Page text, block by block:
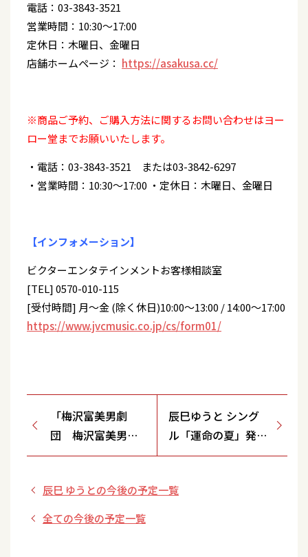
電話：03-3843-3521
営業時間：10:30～17:00
定休日：木曜日、金曜日
店舗ホームページ： https://asakusa.cc/
※商品ご予約、ご購入方法に関するお問い合わせはヨー
ロー堂までお願いいたします。
・電話：03-3843-3521 または03-3842-6297
・営業時間：10:30～17:00 ・定休日：木曜日、金曜日
【インフォメーション】
ビクターエンタテインメントお客様相談室
[TEL] 0570-010-115
[受付時間] 月～金 (除く休日)10:00～13:00 / 14:00～17:00
https://www.jvcmusic.co.jp/cs/form01/
「梅沢富美男劇
団 梅沢富美男役
者人生60年 研ナ
年 水森かおりデ
ビュー30周年 特
辰巳ゆうと シング
ル「運命の夏」発売
記念 イベント【昭
都】
辰巳 ゆうとの今後の予定一覧
全ての今後の予定一覧